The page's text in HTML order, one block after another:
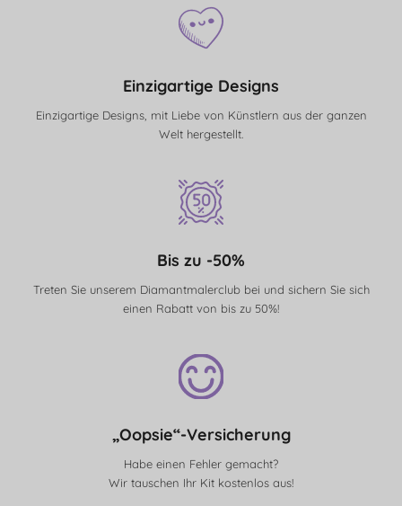
Einzigartige Designs
Einzigartige Designs, mit Liebe von Künstlern aus der ganzen
Welt hergestellt.
Bis zu -50%
Treten Sie unserem Diamantmalerclub bei und sichern Sie sich
einen Rabatt von bis zu 50%!
„Oopsie“-Versicherung
Habe einen Fehler gemacht?
Wir tauschen Ihr Kit kostenlos aus!